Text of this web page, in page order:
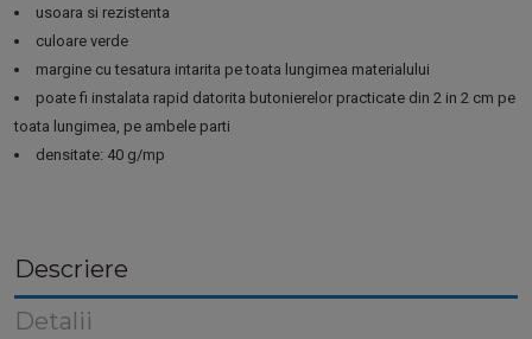
usoara si rezistenta
culoare verde
margine cu tesatura intarita pe toata lungimea materialului
poate fi instalata rapid datorita butonierelor practicate din 2 in 2 cm pe
toata lungimea, pe ambele parti
densitate: 40 g/mp
Descriere
Detalii